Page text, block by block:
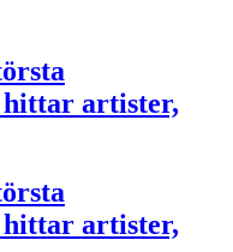
artister,
artister,